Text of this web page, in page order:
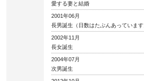
愛する妻と結婚
2001年06月
長男誕生（日数はたぶんあっています
2002年11月
長女誕生
2004年07月
次男誕生